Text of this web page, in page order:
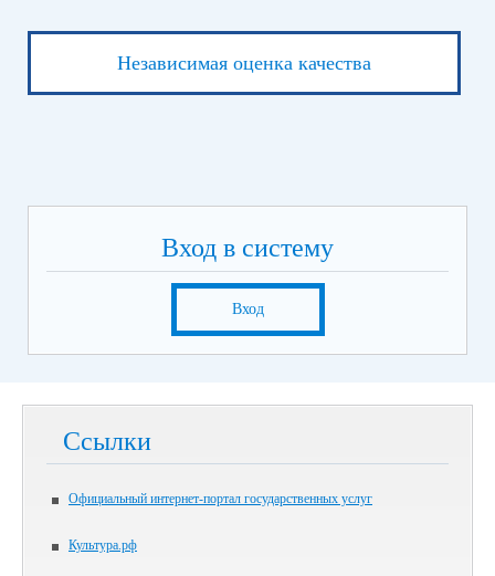
Независимая оценка качества
Вход в систему
Вход
Ссылки
Официальный интернет-портал государственных услуг
Культура.рф